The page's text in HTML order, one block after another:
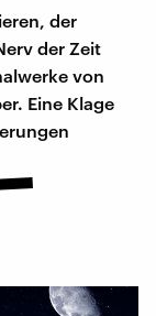
der
der Zeit
von
Eine Klage